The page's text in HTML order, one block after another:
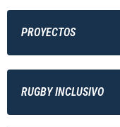
PROYECTOS
RUGBY INCLUSIVO